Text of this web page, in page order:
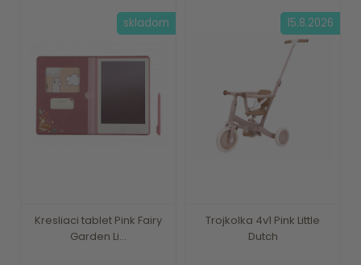
Kresliaci tablet Pink Fairy
Garden Li...
skladom
Trojkolka 4v1 Pink Little
Dutch
15.8.2026